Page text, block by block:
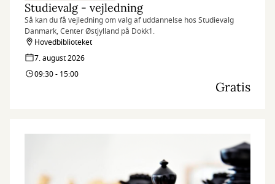
Studievalg - vejledning
Så kan du få vejledning om valg af uddannelse hos Studievalg
Danmark, Center Østjylland på Dokk1.
Hovedbiblioteket
7. august 2026
09:30 - 15:00
Gratis